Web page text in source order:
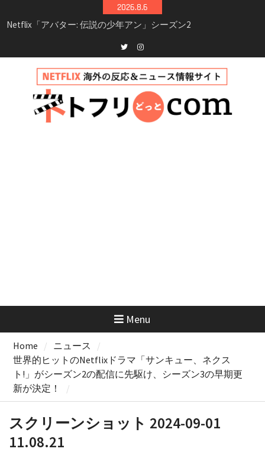
to
2026.8.6
Netflix映画「ボイスメールで恋をして」キャス
イッチ主演ロマコメ
新決定！2027年撮影開始へ
兄弟大騒動のコメディ映画「リトル・ブラザ
ー」がNetflixで配信！─キャスト・あらすじ・
見どころまとめ
Twitterinstagram
Menu
Home
ニュース
世界的ヒットのNetflixドラマ「サンキュー、ネクス
ト!」がシーズン2の配信に先駆け、シーズン3の早期更
新が決定！
スクリーンショット 2024-09-01
11.08.21